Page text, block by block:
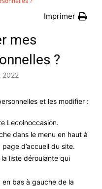
Imprimer
mes
?
2022
et les modifier :
Lecoinoccasion.
dans le menu en haut à
d’accueil du site.
la liste déroulante qui
en bas à gauche de la